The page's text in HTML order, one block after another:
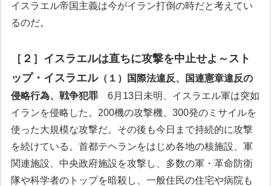
イスラエル帝国主義は今がイラン打倒の時だと考えてい
るのだ。
［２］イスラエルは直ちに攻撃を中止せよ～スト
ップ・イスラエル（１）国際法違反、国連憲章違反の
侵略行為、戦争犯罪 6月13日未明、イスラエル軍は突如
イランを侵略した。200機の攻撃機、300発のミサイルを
使った大規模な攻撃だ。その後も今日まで持続的に攻撃
を続けている。首都テヘランをはじめ各地の核施設、軍
関連施設、中央政府施設を攻撃し、多数の軍・革命防衛
隊や科学者のトップを暗殺し、一般住民の住宅や病院も